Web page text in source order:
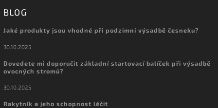
BLOG
Jaké produkty jsou vhodné při podzimní výsadbě česneku?
30.10.2025
Dovedete mi doporučit základní startovací balíček při výsadbě
ovocných stromů?
30.10.2025
Rakytník a jeho schopnost léčit